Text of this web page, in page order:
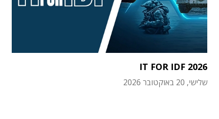
IT FOR IDF 2026
שלישי, 20 באוקטובר 2026